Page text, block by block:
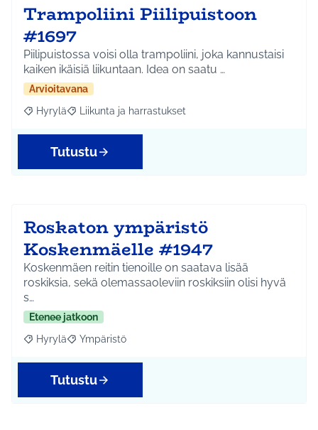
Trampoliini Piilipuistoon
#1697
Piilipuistossa voisi olla trampoliini, joka kannustaisi
kaiken ikäisiä liikuntaan. Idea on saatu …
Arvioitavana
Rajaa tulokset aihepiirin mukaan: Hyrylä
Hyrylä Rajaa tulokset teeman mukaan: Liikunta ja
Liikunta ja harrastukset
Tutustu
Roskaton ympäristö
Koskenmäelle #1947
Koskenmäen reitin tienoille on saatava lisää
roskiksia, sekä olemassaoleviin roskiksiin olisi hyvä
s…
Etenee jatkoon
Rajaa tulokset aihepiirin mukaan: Hyrylä
Hyrylä Rajaa tulokset teeman mukaan: Ympäristö
Ympäristö
Tutustu